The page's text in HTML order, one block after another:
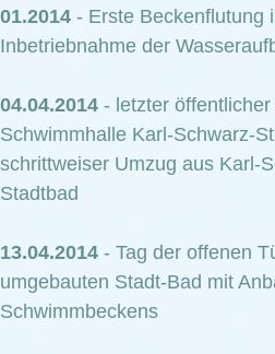
01.2014 - Erste Beckenflutung
Inbetriebnahme der
04.04.2014 - letzter
Schwimmhalle Karl-Schwarz-
schrittweiser Umzug aus Karl-
Stadtbad
13.04.2014 - Tag der offenen
umgebauten Stadt-Bad mit
Schwimmbeckens